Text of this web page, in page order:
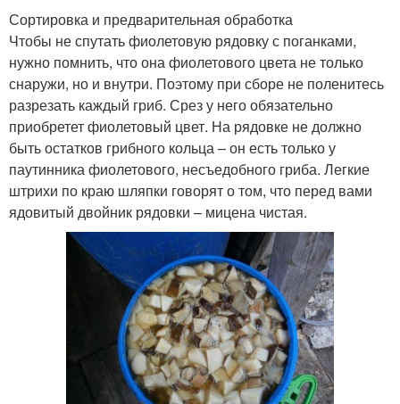
Сортировка и предварительная обработка
Чтобы не спутать фиолетовую рядовку с поганками,
нужно помнить, что она фиолетового цвета не только
снаружи, но и внутри. Поэтому при сборе не поленитесь
разрезать каждый гриб. Срез у него обязательно
приобретет фиолетовый цвет. На рядовке не должно
быть остатков грибного кольца – он есть только у
паутинника фиолетового, несъедобного гриба. Легкие
штрихи по краю шляпки говорят о том, что перед вами
ядовитый двойник рядовки – мицена чистая.